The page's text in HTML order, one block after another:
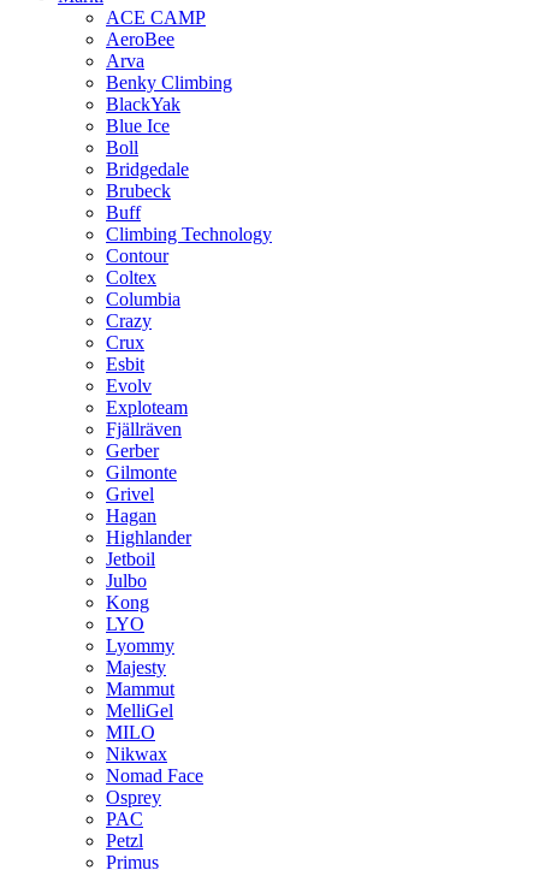
ACE CAMP
AeroBee
Arva
Benky Climbing
BlackYak
Blue Ice
Boll
Bridgedale
Brubeck
Buff
Climbing Technology
Contour
Coltex
Columbia
Crazy
Crux
Esbit
Evolv
Exploteam
Fjällräven
Gerber
Gilmonte
Grivel
Hagan
Highlander
Jetboil
Julbo
Kong
LYO
Lyommy
Majesty
Mammut
MelliGel
MILO
Nikwax
Nomad Face
Osprey
PAC
Petzl
Primus